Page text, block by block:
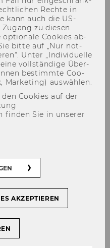
Rech­te in
kann auch die US-​
zu die­sen
op­tio­na­le Coo­kies ab­
bitte auf „Nur not­
Unter „In­di­vi­du­el­le
voll­stän­di­ge Über­
be­stimm­te Coo­
Mar­ke­ting) aus­wäh­len.
Cookies auf der
finden Sie in unserer
AKZEPTIEREN